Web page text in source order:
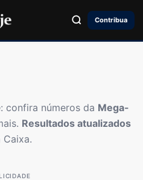
Contribua
confira números da Mega-
Resultados atualizados